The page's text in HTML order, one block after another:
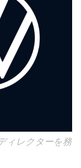
ィレクターを務